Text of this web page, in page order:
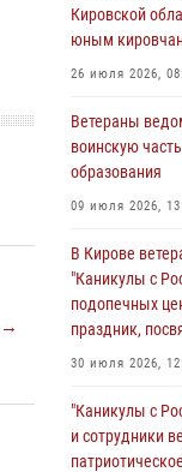
→
В Кирове
04 августа 2026,
В Кирове
03 августа 2026,
ведомства
честь Дня
03 августа 2026,
В Кирове
02 августа
1 августа –
Кировской
юным
26 июля 2026,
Ветераны
воинскую
образования
09 июля 2026,
В Кирове
"Каникулы с
подопечных
праздник,
30 июля 2026,
"Каникулы с
и сотрудники